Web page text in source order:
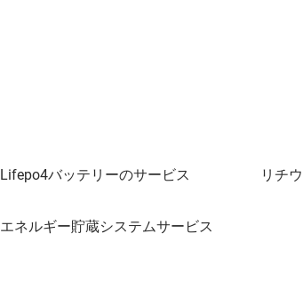
Lifepo4バッテリーのサービス リチ
エネルギー貯蔵システムサービス